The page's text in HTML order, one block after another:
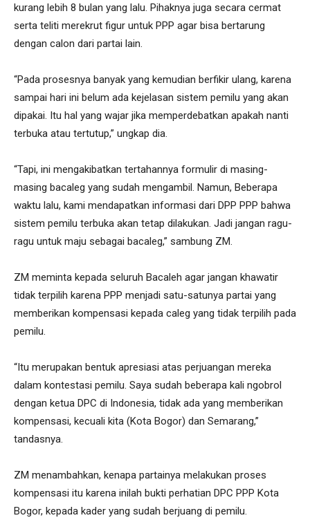
kurang lebih 8 bulan yang lalu. Pihaknya juga secara cermat
serta teliti merekrut figur untuk PPP agar bisa bertarung
dengan calon dari partai lain.
“Pada prosesnya banyak yang kemudian berfikir ulang, karena
sampai hari ini belum ada kejelasan sistem pemilu yang akan
dipakai. Itu hal yang wajar jika memperdebatkan apakah nanti
terbuka atau tertutup,” ungkap dia.
“Tapi, ini mengakibatkan tertahannya formulir di masing-
masing bacaleg yang sudah mengambil. Namun, Beberapa
waktu lalu, kami mendapatkan informasi dari DPP PPP bahwa
sistem pemilu terbuka akan tetap dilakukan. Jadi jangan ragu-
ragu untuk maju sebagai bacaleg,” sambung ZM.
ZM meminta kepada seluruh Bacaleh agar jangan khawatir
tidak terpilih karena PPP menjadi satu-satunya partai yang
memberikan kompensasi kepada caleg yang tidak terpilih pada
pemilu.
“Itu merupakan bentuk apresiasi atas perjuangan mereka
dalam kontestasi pemilu. Saya sudah beberapa kali ngobrol
dengan ketua DPC di Indonesia, tidak ada yang memberikan
kompensasi, kecuali kita (Kota Bogor) dan Semarang,”
tandasnya.
ZM menambahkan, kenapa partainya melakukan proses
kompensasi itu karena inilah bukti perhatian DPC PPP Kota
Bogor, kepada kader yang sudah berjuang di pemilu.